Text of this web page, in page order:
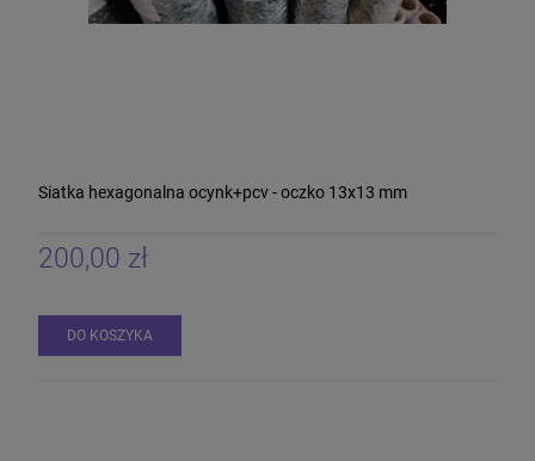
Siatka hexagonalna ocynk+pcv - oczko 13x13 mm
200,00 zł
DO KOSZYKA